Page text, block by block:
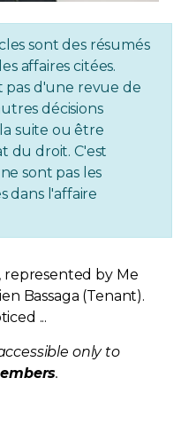
sont des résumés
affaires citées.
pas d'une revue de
décisions
suite ou être
du droit. C'est
sont pas les
dans l'affaire
represented by Me
Bassaga (Tenant).
...
only to
.